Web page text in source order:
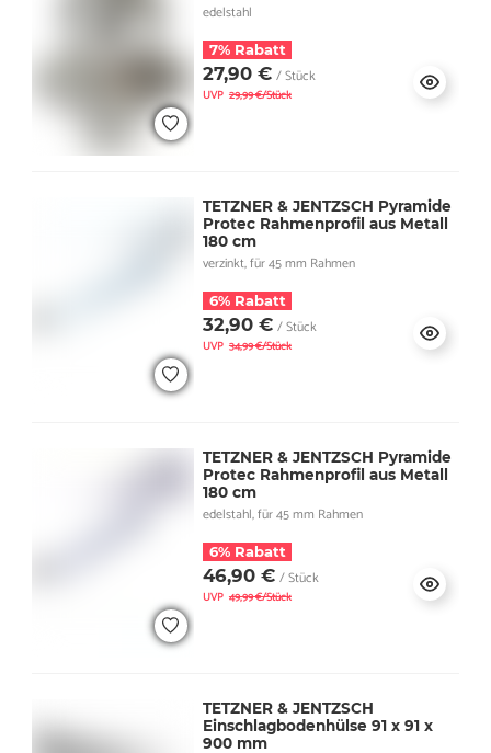
edelstahl
7% Rabatt
27,90 € / Stück
UVP 29,99 €/Stück
TETZNER & JENTZSCH Pyramide
Protec Rahmenprofil aus Metall
180 cm
verzinkt, für 45 mm Rahmen
6% Rabatt
32,90 € / Stück
UVP 34,99 €/Stück
TETZNER & JENTZSCH Pyramide
Protec Rahmenprofil aus Metall
180 cm
edelstahl, für 45 mm Rahmen
6% Rabatt
46,90 € / Stück
UVP 49,99 €/Stück
TETZNER & JENTZSCH
Einschlagbodenhülse 91 x 91 x
900 mm